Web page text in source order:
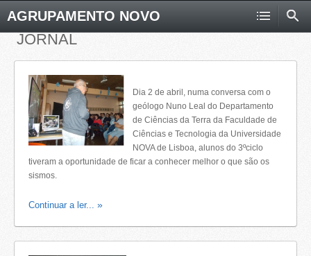
AGRUPAMENTO NOVO
JORNAL
Dia 2 de abril, numa conversa com o
geólogo Nuno Leal do Departamento
de Ciências da Terra da Faculdade de
Ciências e Tecnologia da Universidade
NOVA de Lisboa, alunos do 3ºciclo
tiveram a oportunidade de ficar a conhecer melhor o que são os
sismos.
Continuar a ler...